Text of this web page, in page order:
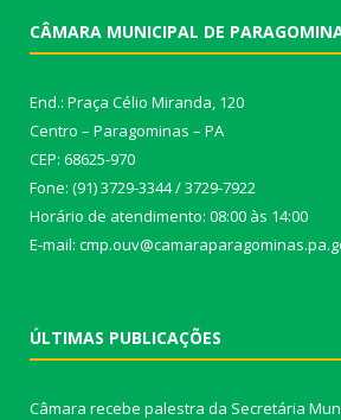
CÂMARA MUNICIPAL DE
End.: Praça Célio Miranda, 120
Centro – Paragominas – PA
CEP: 68625-970
Fone: (91) 3729-3344 / 3729-7922
Horário de atendimento: 08:00 às 14:00
E-mail:
ÚLTIMAS PUBLICAÇÕES
Câmara recebe palestra da Secretária